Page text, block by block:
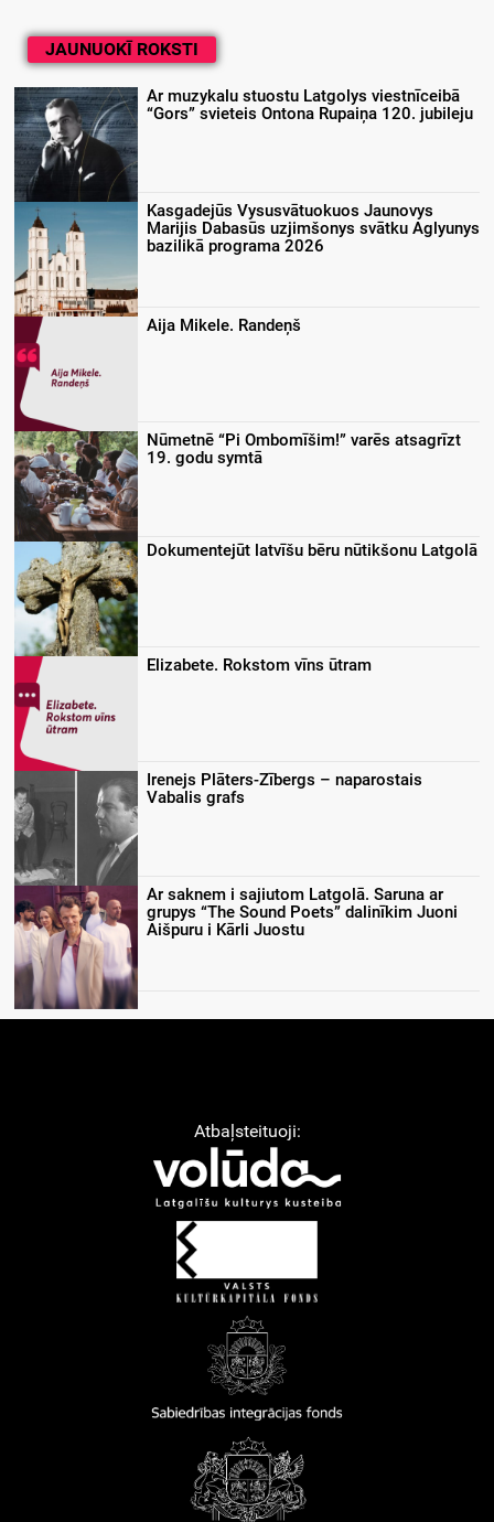
JAUNUOKĪ ROKSTI
Ar muzykalu stuostu Latgolys viestnīceibā
“Gors” svieteis Ontona Rupaiņa 120. jubileju
Kasgadejūs Vysusvātuokuos Jaunovys
Marijis Dabasūs uzjimšonys svātku Aglyunys
bazilikā programa 2026
Aija Mikele. Randeņš
Nūmetnē “Pi Ombomīšim!” varēs atsagrīzt
19. godu symtā
Dokumentejūt latvīšu bēru nūtikšonu Latgolā
Elizabete. Rokstom vīns ūtram
Irenejs Plāters-Zībergs – naparostais
Vabalis grafs
Ar saknem i sajiutom Latgolā. Saruna ar
grupys “The Sound Poets” dalinīkim Juoni
Aišpuru i Kārli Juostu
Atbaļsteituoji: